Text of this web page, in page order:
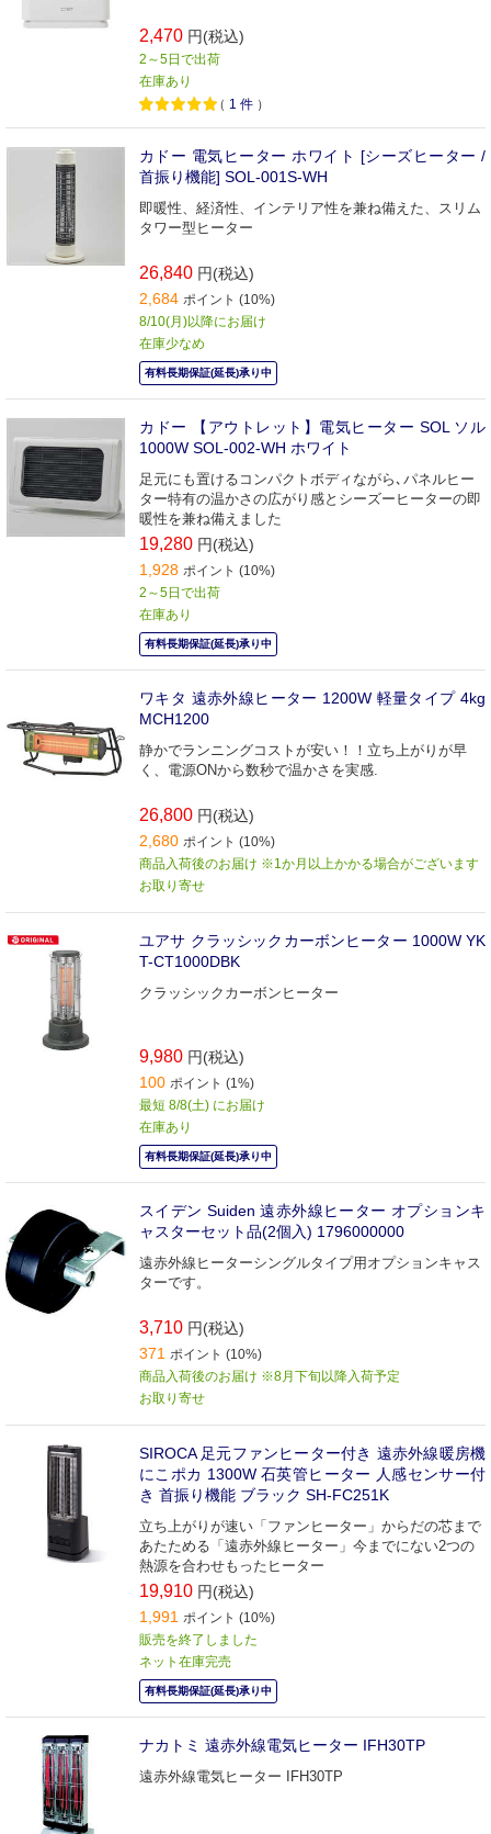
2,470 円(税込)
2～5日で出荷
在庫あり
（ 1 件 ）
カドー 電気ヒーター ホワイト [シーズヒーター /
首振り機能] SOL-001S-WH
即暖性、経済性、インテリア性を兼ね備えた、スリム
タワー型ヒーター
26,840 円(税込)
2,684 ポイント (10%)
8/10(月)以降にお届け
在庫少なめ
有料長期保証(延長)承り中
カドー 【アウトレット】電気ヒーター SOL ソル
1000W SOL-002-WH ホワイト
足元にも置けるコンパクトボディながら､パネルヒー
ター特有の温かさの広がり感とシーズーヒーターの即
暖性を兼ね備えました
19,280 円(税込)
1,928 ポイント (10%)
2～5日で出荷
在庫あり
有料長期保証(延長)承り中
ワキタ 遠赤外線ヒーター 1200W 軽量タイプ 4kg
MCH1200
静かでランニングコストが安い！！立ち上がりが早
く、電源ONから数秒で温かさを実感.
26,800 円(税込)
2,680 ポイント (10%)
商品入荷後のお届け ※1か月以上かかる場合がございます
お取り寄せ
ユアサ クラッシックカーボンヒーター 1000W YK
T-CT1000DBK
クラッシックカーボンヒーター
9,980 円(税込)
100 ポイント (1%)
最短 8/8(土) にお届け
在庫あり
有料長期保証(延長)承り中
スイデン Suiden 遠赤外線ヒーター オプションキ
ャスターセット品(2個入) 1796000000
遠赤外線ヒーターシングルタイプ用オプションキャス
ターです。
3,710 円(税込)
371 ポイント (10%)
商品入荷後のお届け ※8月下旬以降入荷予定
お取り寄せ
SIROCA 足元ファンヒーター付き 遠赤外線暖房機
にこポカ 1300W 石英管ヒーター 人感センサー付
き 首振り機能 ブラック SH-FC251K
立ち上がりが速い「ファンヒーター」からだの芯まで
あたためる「遠赤外線ヒーター」今までにない2つの
熱源を合わせもったヒーター
19,910 円(税込)
1,991 ポイント (10%)
販売を終了しました
ネット在庫完売
有料長期保証(延長)承り中
ナカトミ 遠赤外線電気ヒーター IFH30TP
遠赤外線電気ヒーター IFH30TP